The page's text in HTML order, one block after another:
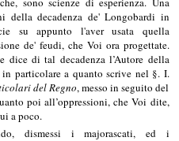
della decadenza de' Longobardi in
su appunto l'aver usata quella
de' feudi, che Voi ora progettate.
dice di tal decadenza l’Autore della
particolare a quanto scrive nel §. I.
del Regno, messo in seguito del
poi all’oppressioni, che Voi dite,
a poco.
dismessi i majorascati, ed i